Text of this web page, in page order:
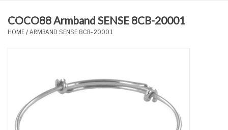
Plus Size Sieraden
Tassen en meer
Haaraccesoires
COCO88 Armband SENSE 8CB-20001
HOME/ARMBAND SENSE 8CB-20001